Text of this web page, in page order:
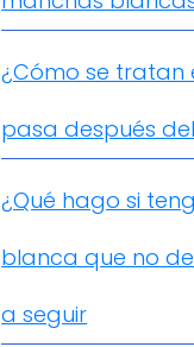
¿Cómo se tratan
pasa después
¿Qué hago si
blanca que no
a seguir